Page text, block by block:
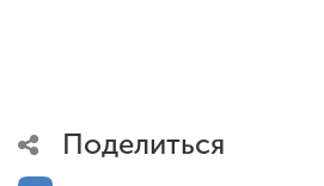
Поделиться